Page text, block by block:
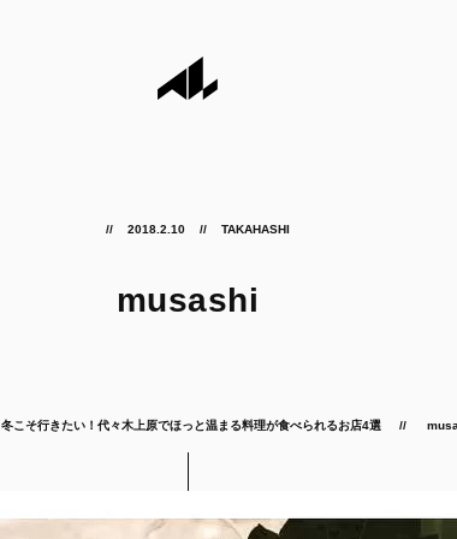
2018.2.10 TAKAHASHI
musashi
冬こそ行きたい！代々木上原でほっと温まる料理が食べられるお店4選